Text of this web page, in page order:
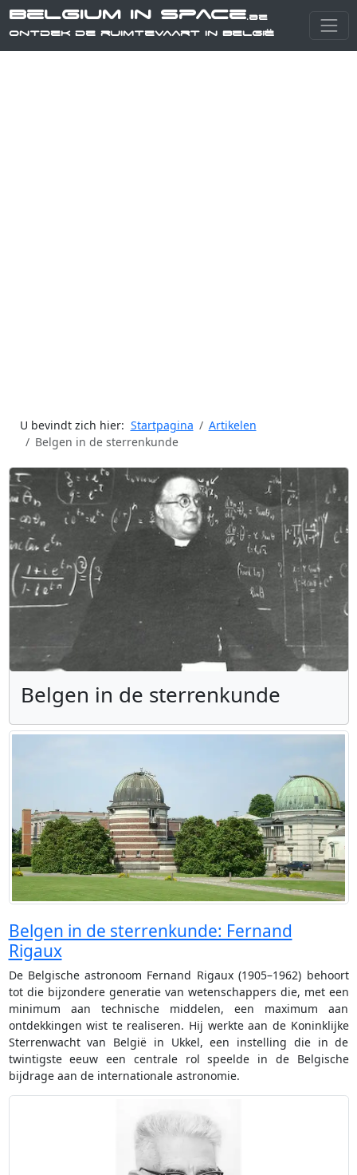
Belgium in Space.be
Ontdek de ruimtevaart in België
U bevindt zich hier: Startpagina
Artikelen
Belgen in de sterrenkunde
Belgen in de sterrenkunde
Belgen in de sterrenkunde: Fernand
Rigaux
De Belgische astronoom Fernand Rigaux (1905–1962) behoort
tot die bijzondere generatie van wetenschappers die, met een
minimum aan technische middelen, een maximum aan
ontdekkingen wist te realiseren. Hij werkte aan de Koninklijke
Sterrenwacht van België in Ukkel, een instelling die in de
twintigste eeuw een centrale rol speelde in de Belgische
bijdrage aan de internationale astronomie.